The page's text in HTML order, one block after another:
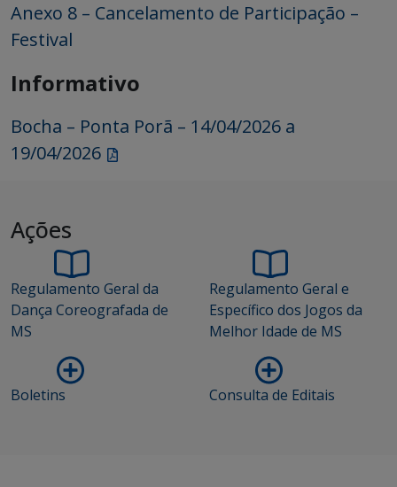
Anexo 8 – Cancelamento de Participação –
Festival
Informativo
Bocha – Ponta Porã – 14/04/2026 a
19/04/2026
Ações
Regulamento Geral da
Dança Coreografada de
MS
Regulamento Geral e
Específico dos Jogos da
Melhor Idade de MS
Boletins Consulta de Editais